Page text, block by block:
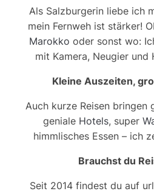
Als Salzburgerin liebe ich
mein Fernweh ist stärker!
Marokko oder sonst wo:
mit Kamera, Neugier und
Kleine Auszeiten,
Auch kurze Reisen bringen
geniale Hotels, super
himmlisches Essen – ich
Brauchst du
Seit 2014 findest du auf